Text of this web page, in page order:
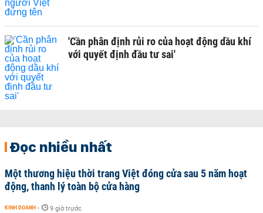
'Cần phân định rủi ro của hoạt động dầu khí
với quyết định đầu tư sai'
Đọc nhiều nhất
Một thương hiệu thời trang Việt đóng cửa sau 5 năm hoạt
động, thanh lý toàn bộ cửa hàng
KINH DOANH - 9 giờ trước